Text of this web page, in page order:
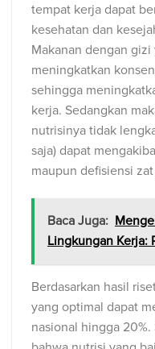
tempat kerja dapat
kesehatan dan
Makanan dengan
meningkatkan
sehingga
kerja. Sedangkan
nutrisinya tidak
saja) dapat
maupun defisiensi
Baca Juga:
Lingkungan Kerja:
Berdasarkan hasil
yang optimal dapat
nasional hingga